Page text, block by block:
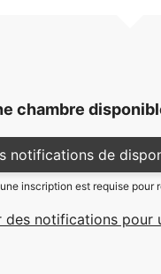
chambre
notifications de
inscription est requise
des notifications pour